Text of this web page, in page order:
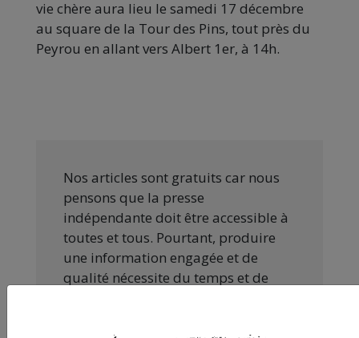
vie chère aura lieu le samedi 17 décembre
au square de la Tour des Pins, tout près du
Peyrou en allant vers Albert 1er, à 14h.
Nos articles sont gratuits car nous
pensons que la presse
indépendante doit être accessible à
toutes et tous. Pourtant, produire
une information engagée et de
qualité nécessite du temps et de